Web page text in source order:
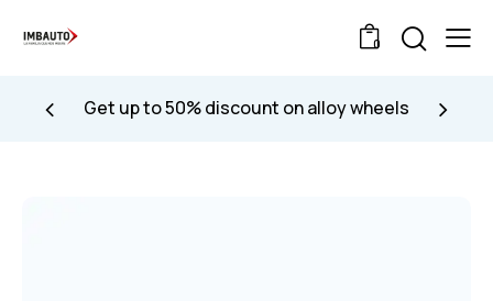
0
Get up to 50% discount on alloy wheels